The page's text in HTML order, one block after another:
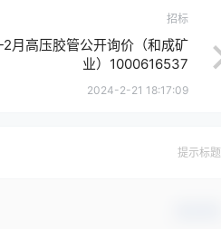
招标
月高压胶管公开询价（和成矿
业）1000616537
2024-2-21 18:17:09
提示标题